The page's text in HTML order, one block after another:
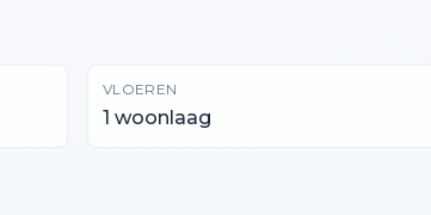
VLOEREN
1 woonlaag